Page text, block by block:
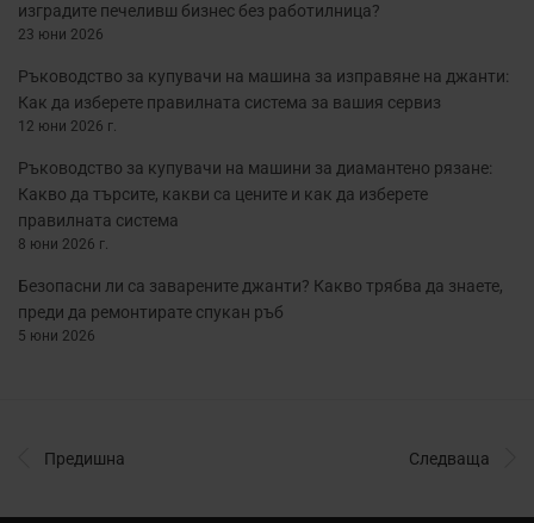
изградите печеливш бизнес без работилница?
23 юни 2026
Ръководство за купувачи на машина за изправяне на джанти:
Как да изберете правилната система за вашия сервиз
12 юни 2026 г.
Ръководство за купувачи на машини за диамантено рязане:
Какво да търсите, какви са цените и как да изберете
правилната система
8 юни 2026 г.
Безопасни ли са заварените джанти? Какво трябва да знаете,
преди да ремонтирате спукан ръб
5 юни 2026
Предишна Следваща